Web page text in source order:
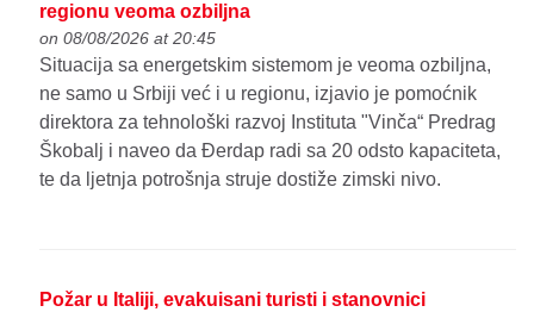
regionu veoma ozbiljna
on 08/08/2026 at 20:45
Situacija sa energetskim sistemom je veoma ozbiljna,
ne samo u Srbiji već i u regionu, izjavio je pomoćnik
direktora za tehnološki razvoj Instituta "Vinča“ Predrag
Škobalj i naveo da Đerdap radi sa 20 odsto kapaciteta,
te da ljetnja potrošnja struje dostiže zimski nivo.
Požar u Italiji, evakuisani turisti i stanovnici